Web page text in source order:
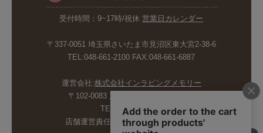
受付時間：9~17時/祝休営業日カレンダー
〒337-0051 埼玉県さいたま市見沼区東大宮2-38-6
TEL:048-661-2100 FAX:048-661-6887
運営会社:株式会社インラビングメモリー
〒102-0083 東京都千代田区麹町5-6-4
TEL:03-6265-4986
店舗運営責任者:斉藤久美子 内山剛巳